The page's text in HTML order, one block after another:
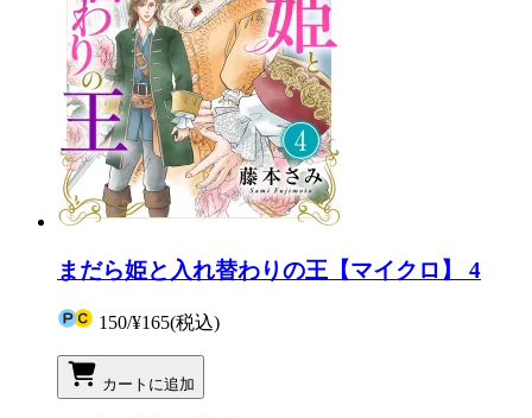
まだら姫と入れ替わりの王【マイクロ】 4
150/¥165(税込)
カートに追加